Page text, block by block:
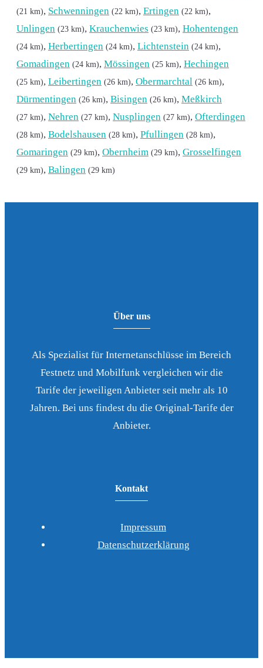
(21 km), Schwenningen (22 km), Ertingen (22 km),
Unlingen (23 km), Krauchenwies (23 km), Hohentengen
(24 km), Herbertingen (24 km), Lichtenstein (24 km),
Gomadingen (24 km), Mössingen (25 km), Hechingen
(25 km), Leibertingen (26 km), Obermarchtal (26 km),
Dürmentingen (26 km), Bisingen (26 km), Meßkirch
(27 km), Nehren (27 km), Nusplingen (27 km), Ofterdingen
(28 km), Bodelshausen (28 km), Pfullingen (28 km),
Gomaringen (29 km), Obernheim (29 km), Grosselfingen
(29 km), Balingen (29 km)
Über uns
Als Spezialist für Internetanschlüsse im Bereich
Festnetz und Mobilfunk vergleichen wir die
Tarife der jeweiligen Anbieter seit mehr als 10
Jahren. Bei uns findest du die Original-Tarife der
Anbieter.
Kontakt
Impressum
Datenschutzerklärung